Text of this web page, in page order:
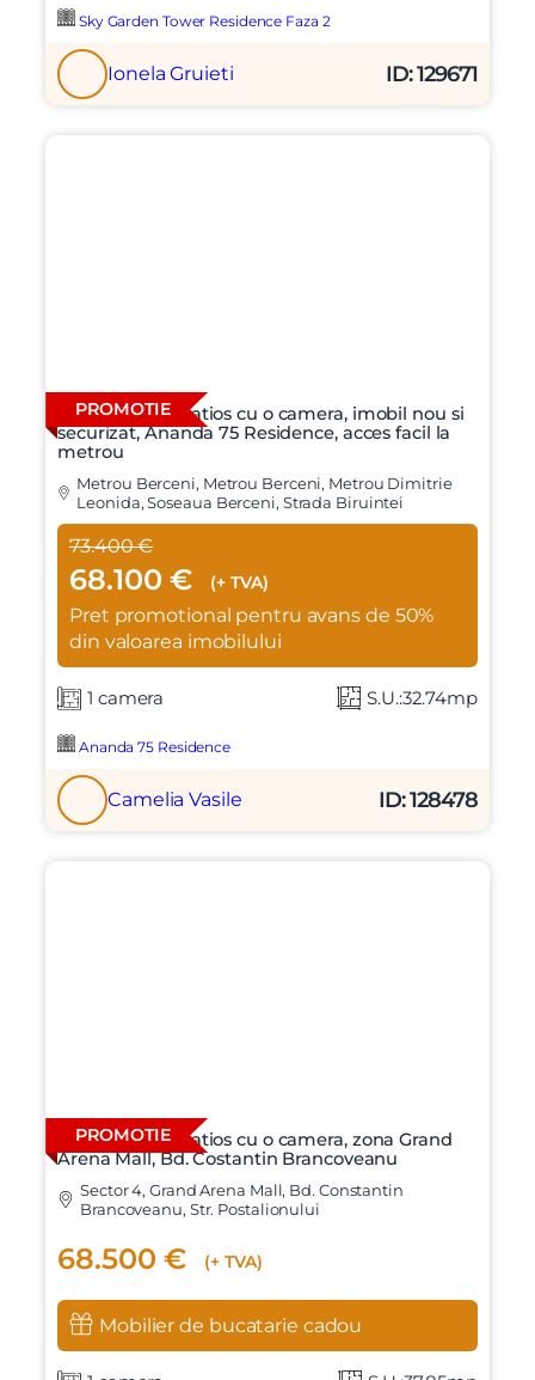
Sky Garden Tower Residence Faza 2
Ionela Gruieti ID: 129671
PROMOTIE
Apartament spatios cu o camera, imobil nou si
securizat, Ananda 75 Residence, acces facil la
metrou
Metrou Berceni, Metrou Berceni, Metrou Dimitrie
Leonida, Soseaua Berceni, Strada Biruintei
73.400 €
68.100 € (+ TVA)
Pret promotional pentru avans de 50%
din valoarea imobilului
1 camera S.U.:32.74mp
Ananda 75 Residence
Camelia Vasile ID: 128478
PROMOTIE
Apartament spatios cu o camera, zona Grand
Arena Mall, Bd. Costantin Brancoveanu
Sector 4, Grand Arena Mall, Bd. Constantin
Brancoveanu, Str. Postalionului
68.500 € (+ TVA)
Mobilier de bucatarie cadou